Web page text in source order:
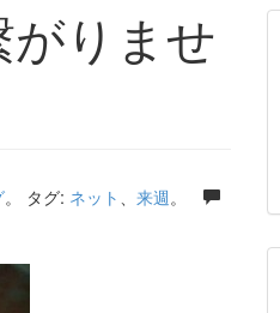
りませ
。 タグ: ネット 来週。